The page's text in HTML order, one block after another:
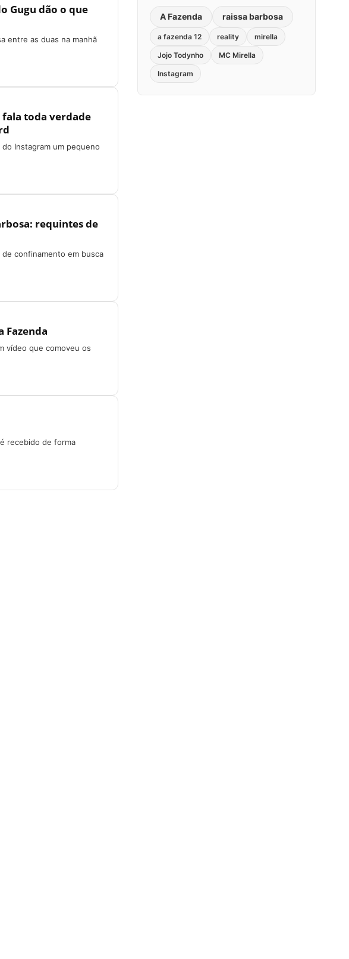
Gugu dão o que
entre as duas na manhã
fala toda verdade
Instagram um pequeno
requintes de
confinamento em busca
Fazenda
vídeo que comoveu os
recebido de forma
A Fazenda raissa barbosa
a fazenda 12 reality mirella
Jojo Todynho MC Mirella
Instagram